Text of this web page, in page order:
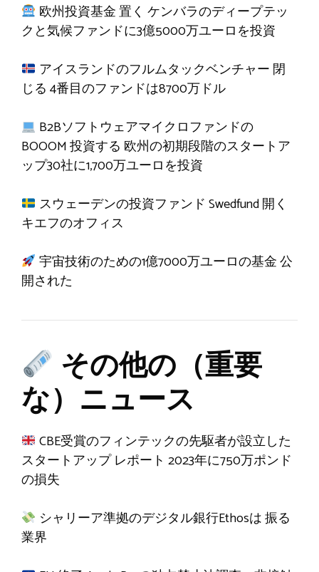
欧州投資基金置く ケンバラのディープテッ
クと気候ファンドに3億5000万ユーロを投資
アイスランドのフルムタックベンチャー 閉
じる 4番目のファンドは8700万ドル
B2Bソフトウェアマイクロファンドの
BOOOM投資する 欧州の初期段階のスタートア
ップ30社に1,700万ユーロを投資
スウェーデンの投資ファンド Swedfund開く
キエフのオフィス
宇宙技術のための1億7000万ユーロの基金公
開された
その他の（重要
な）ニュース
CBE受賞のフィンテックの先駆者が設立した
スタートアップレポート 2023年に750万ポンド
の損失
シャリーア準拠のデジタル銀行Ethosは振る
業界